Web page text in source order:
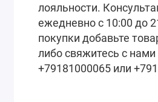
лояльности.
ежедневно с 10:00 до
покупки добавьте
либо свяжитесь с
+79181000065 или